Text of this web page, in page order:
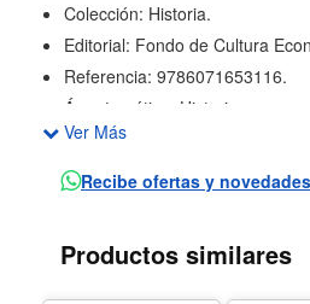
Colección: Historia.
Editorial: Fondo de Cultura
Referencia: 9786071653116.
Área temática: Historia.
Idioma: español.
Páginas: 215.
Reseña:
En la presente obra, García
Ver Más
Recibe ofertas y
Productos similares